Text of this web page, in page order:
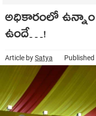
అధికారంలో ఉన్నాం
ఉందే…!
Article bySatya Published